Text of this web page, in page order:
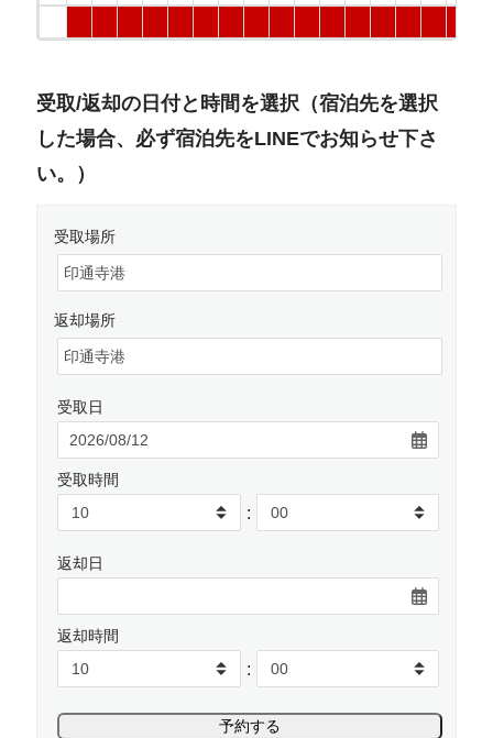
受取/返却の日付と時間を選択（宿泊先を選択
した場合、必ず宿泊先をLINEでお知らせ下さ
い。）
受取場所
返却場所
受取日
受取時間
:
返却日
返却時間
: